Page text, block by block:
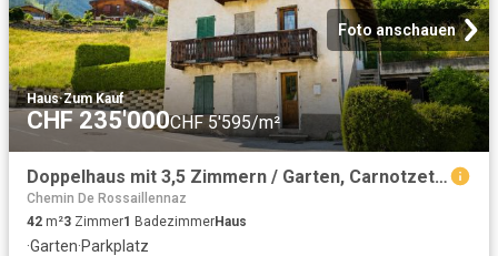
Foto anschauen
Haus·Zum Kauf
CHF 235'000CHF 5'595/m²
Doppelhaus mit 3,5 Zimmern / Garten, Carnotzet und Garage Box enthalten
Chemin De Rossaillennaz
42 m²3 Zimmer1 BadezimmerHaus
·Garten·Parkplatz